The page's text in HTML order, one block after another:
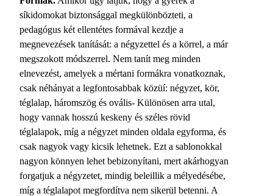
síkidomokat biztonsággal megkülönbözteti, a
pedagógus két ellentétes formával kezdje a
megnevezések tanítását: a négyzettel és a körrel, a már
megszokott módszerrel. Nem tanít meg minden
elnevezést, amelyek a mértani formákra vonatkoznak,
csak néhányat a legfontosabbak közüí: négyzet, kör,
téglalap, háromszög és ovális- Különösen arra utal,
hogy vannak hosszú keskeny és széles rövid
téglalapok, míg a négyzet minden oldala egyforma, és
csak nagyok vagy kicsik lehetnek. Ezt a sablonokkal
nagyon könnyen lehet bebizonyítani, mert akárhogyan
forgatjuk a négyzetet, mindig beleillik a mélyedésébe,
míg a téglalapot megfordítva nem sikerül betenni. A